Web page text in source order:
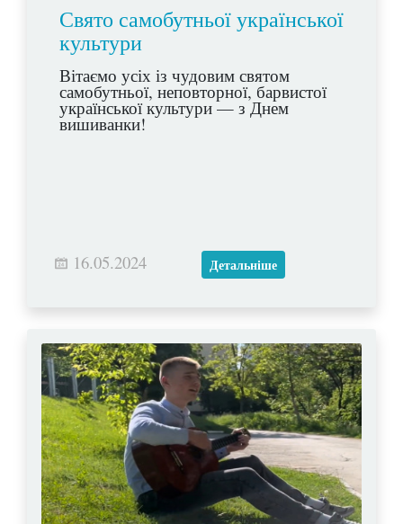
Свято самобутньої української
культури
Вітаємо усіх із чудовим святом
самобутньої, неповторної, барвистої
української культури — з Днем
вишиванки!
16.05.2024 Детальніше